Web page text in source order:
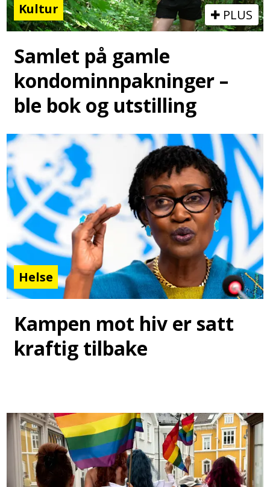
Kultur PLUS
Samlet på gamle
kondominnpakninger –
ble bok og utstilling
Helse
Kampen mot hiv er satt
kraftig tilbake